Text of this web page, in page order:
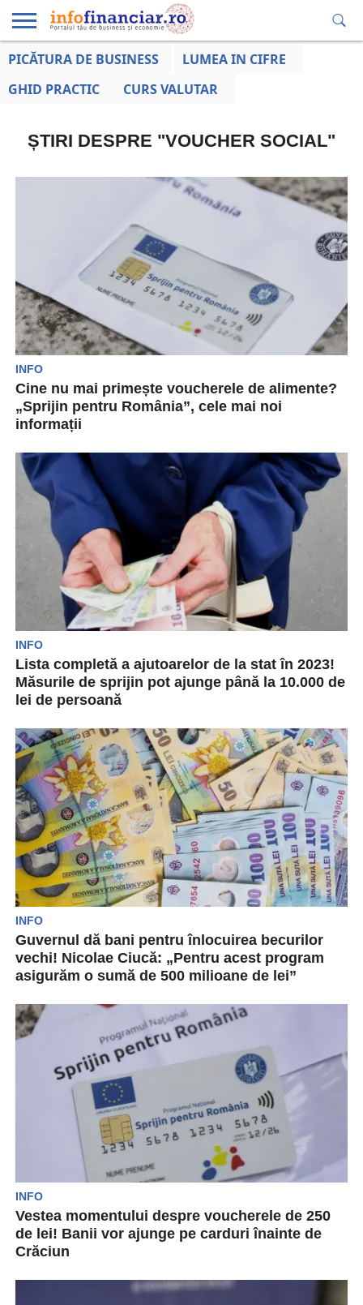
EDUCAȚIE
LA ZI
AFACERILOR
PICĂTURA DE BUSINESS
LUMEA IN CIFRE
GHID PRACTIC
CURS VALUTAR
ȘTIRI DESPRE "VOUCHER SOCIAL"
INFO
Cine nu mai primește voucherele de alimente?
„Sprijin pentru România”, cele mai noi
informații
pentru România” sunt încărcate cu suma de 250
de...
INFO
Lista completă a ajutoarelor de la stat în 2023!
Măsurile de sprijin pot ajunge până la 10.000 de
lei de persoană
Europene, a prezentat recent pachetul de măsuri
de ajutor conceput...
INFO
Guvernul dă bani pentru înlocuirea becurilor
vechi! Nicolae Ciucă: „Pentru acest program
asigurăm o sumă de 500 milioane de lei”
că factorii decizionali din Coaliția de Guvernare
au...
INFO
Vestea momentului despre voucherele de 250
de lei! Banii vor ajunge pe carduri înainte de
Crăciun
250 de lei vor primi o veste bună. Autoritățile...